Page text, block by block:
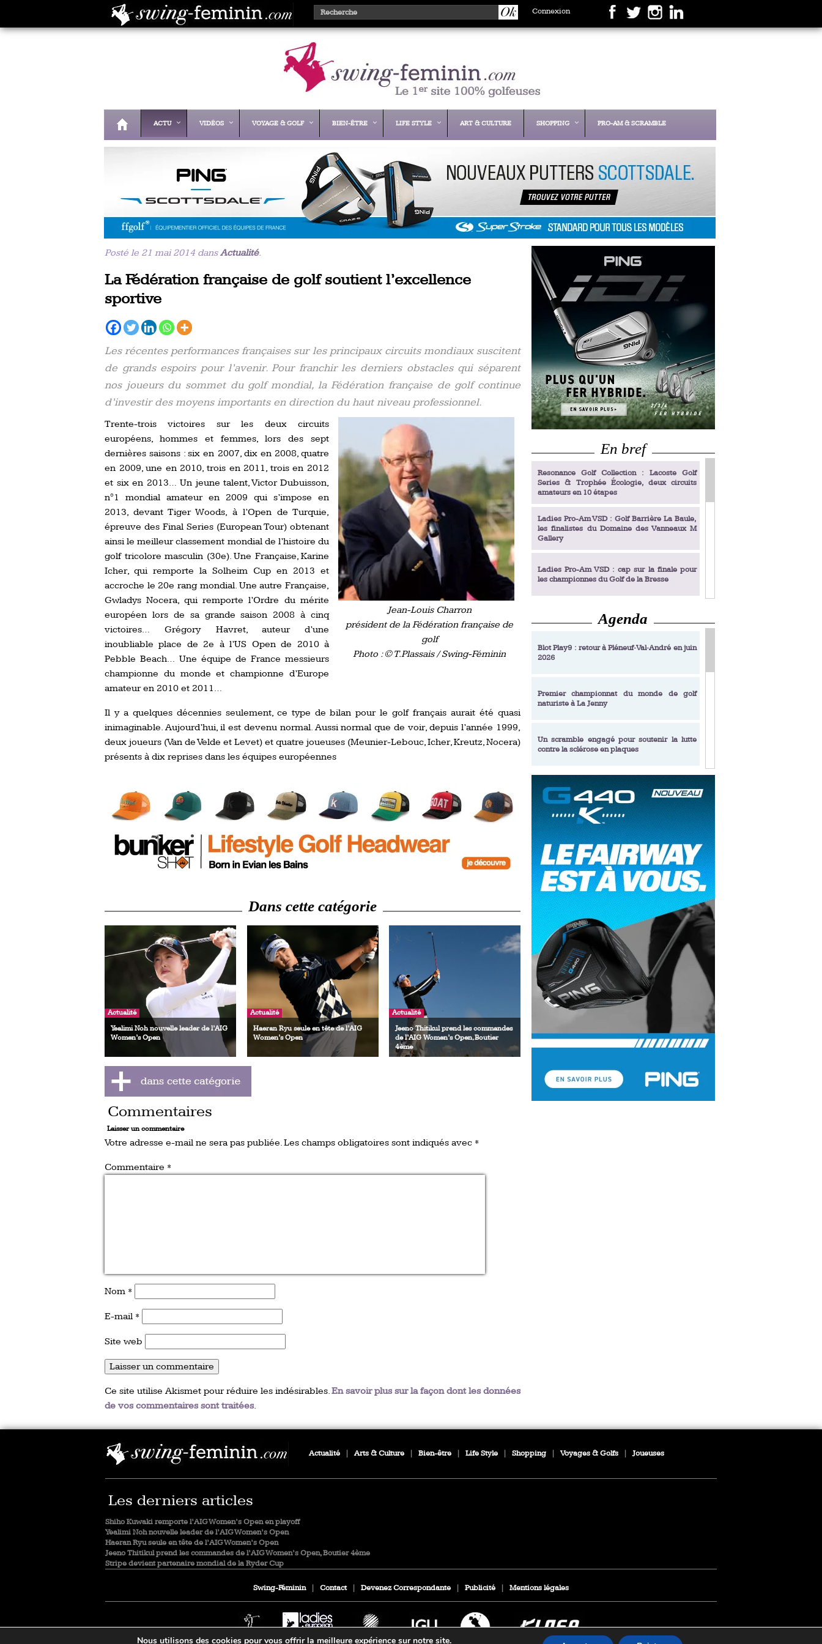
Connexion
ACTU VIDÉOS VOYAGE & GOLF BIEN-ÊTRE LIFE STYLE ART & CULTURE SHOPPING PRO-AM & SCRAMBLE
Posté le 21 mai 2014 dansActualité.
La Fédération française de golf soutient l’excellence
sportive
Les récentes performances françaises sur les principaux circuits mondiaux suscitent
de grands espoirs pour l’avenir. Pour franchir les derniers obstacles qui séparent
nos joueurs du sommet du golf mondial, la Fédération française de golf continue
d’investir des moyens importants en direction du haut niveau professionnel.
Jean-Louis Charron
président de la Fédération française de
golf
Photo : © T.Plassais / Swing-Féminin
Trente-trois victoires sur les deux circuits
européens, hommes et femmes, lors des sept
dernières saisons : six en 2007, dix en 2008, quatre
en 2009, une en 2010, trois en 2011, trois en 2012
et six en 2013… Un jeune talent, Victor Dubuisson,
n°1 mondial amateur en 2009 qui s’impose en
2013, devant Tiger Woods, à l’Open de Turquie,
épreuve des Final Series (European Tour) obtenant
ainsi le meilleur classement mondial de l’histoire du
golf tricolore masculin (30e). Une Française, Karine
Icher, qui remporte la Solheim Cup en 2013 et
accroche le 20e rang mondial. Une autre Française,
Gwladys Nocera, qui remporte l’Ordre du mérite
européen lors de sa grande saison 2008 à cinq
victoires… Grégory Havret, auteur d’une
inoubliable place de 2e à l’US Open de 2010 à
Pebble Beach… Une équipe de France messieurs
championne du monde et championne d’Europe
amateur en 2010 et 2011…
Il y a quelques décennies seulement, ce type de bilan pour le golf français aurait été quasi
inimaginable. Aujourd’hui, il est devenu normal. Aussi normal que de voir, depuis l’année 1999,
deux joueurs (Van de Velde et Levet) et quatre joueuses (Meunier-Lebouc, Icher, Kreutz, Nocera)
présents à dix reprises dans les équipes européennes
Dans cette catégorie
Actualité
Yealimi Noh nouvelle leader de l’AIG
Women’s Open
Actualité
Haeran Ryu seule en tête de l’AIG
Women’s Open
Actualité
Jeeno Thitikul prend les commandes
de l’AIG Women’s Open, Boutier
4ème
Commentaires
Laisser un commentaire
Votre adresse e-mail ne sera pas publiée.Les champs obligatoires sont indiqués avec *
Commentaire *
Nom *
E-mail *
Site web
Ce site utilise Akismet pour réduire les indésirables.En savoir plus sur la façon dont les données
de vos commentaires sont traitées.
En bref
Resonance Golf Collection : Lacoste Golf
Series & Trophée Écologie, deux circuits
amateurs en 10 étapes
Ladies Pro-Am VSD : Golf Barrière La Baule,
les finalistes du Domaine des Vanneaux M
Gallery
Ladies Pro-Am VSD : cap sur la finale pour
les championnes du Golf de la Bresse
Ladies Pro-Am VSD : Golf du Prieuré, elles
décrochent leur billet pour la finale
Enfin un livre de golf pensé pour les femmes
Ladies Pro-Am VSD : les premières
Académie Golf Barrière Julien Xanthopoulos,
Amundi Evian Championship, de nouvelles
expériences immersives
Tiger Woods se retire du Genesis Invitational
Evian Resort Golf Club : Saison 2 du
Programme Performance
Agenda
Blot Play9 : retour à Pléneuf‑Val‑André en juin
2026
Premier championnat du monde de golf
naturiste à La Jenny
Un scramble engagé pour soutenir la lutte
contre la sclérose en plaques
Resonance Golf Collection : Lacoste Golf
Series & Trophée Écologie, deux circuits
amateurs en 10 étapes
Royal Air Maroc Golf & Padel Cup : le nouvel
event sport et networking
LPGA Tour 2026 : une saison record pour le
golf féminin
Ladies European Tour 2026 : une saison
historique sur cinq continents
Debout en Bouts prolonge la Fashion Week à
Roland-Garros
Chypre
Actualité Arts & Culture Bien-être Life Style Shopping Voyages & Golfs Joueuses
Les derniers articles
Shiho Kuwaki remporte l’AIG Women’s Open en playoff
Yealimi Noh nouvelle leader de l’AIG Women’s Open
Haeran Ryu seule en tête de l’AIG Women’s Open
Jeeno Thitikul prend les commandes de l’AIG Women’s Open, Boutier 4ème
Stripe devient partenaire mondial de la Ryder Cup
Swing-Féminin Contact Devenez Correspondante Publicité Mentions légales
Nous utilisons des cookies pour vous offrir la meilleure expérience sur notre site.